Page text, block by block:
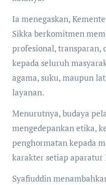
Ia menegaskan,
Sikka berkomitmen
profesional, transparan,
kepada seluruh
agama, suku, maupun
layanan.
Menurutnya, budaya
mengedepankan etika,
penghormatan kepada
karakter setiap aparatur
Syafiuddin